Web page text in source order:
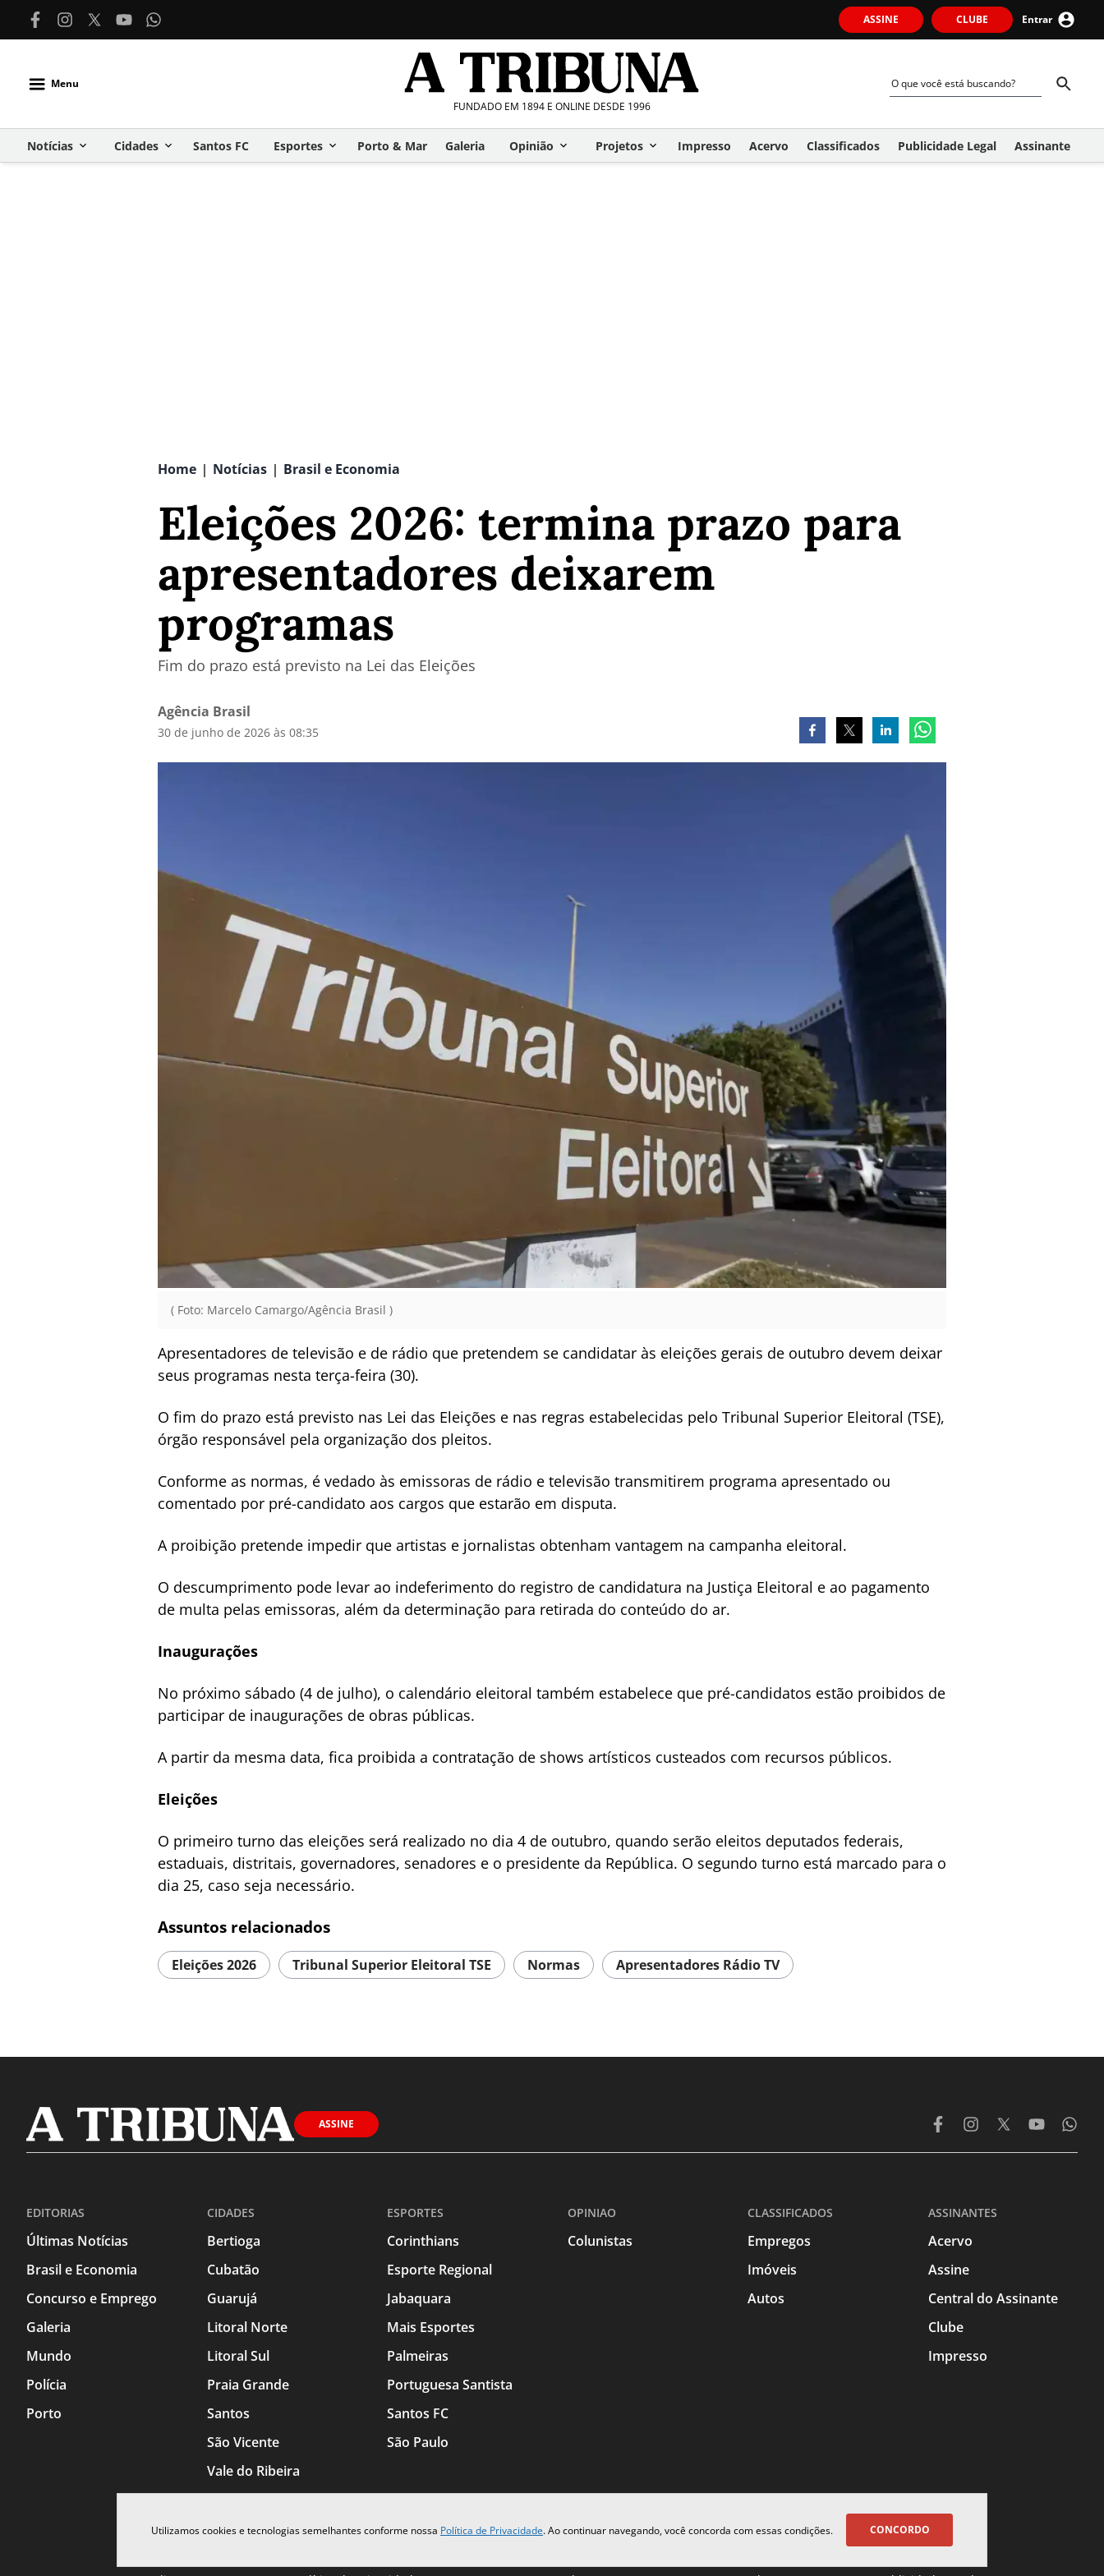
ASSINE CLUBE Entrar
Menu
FUNDADO EM 1894 E ONLINE DESDE 1996
Notícias Cidades Santos FC Esportes Porto & Mar Galeria Opinião Projetos Impresso Acervo Classificados Publicidade Legal Assinante
Home | Notícias | Brasil e Economia
Eleições 2026: termina prazo para
apresentadores deixarem
programas
Fim do prazo está previsto na Lei das Eleições
Agência Brasil
30 de junho de 2026 às 08:35
( Foto: Marcelo Camargo/Agência Brasil )
Apresentadores de televisão e de rádio que pretendem se candidatar às eleições gerais de outubro devem deixar
seus programas nesta terça-feira (30).
O fim do prazo está previsto nas Lei das Eleições e nas regras estabelecidas pelo Tribunal Superior Eleitoral (TSE),
órgão responsável pela organização dos pleitos.
Conforme as normas, é vedado às emissoras de rádio e televisão transmitirem programa apresentado ou
comentado por pré-candidato aos cargos que estarão em disputa.
A proibição pretende impedir que artistas e jornalistas obtenham vantagem na campanha eleitoral.
O descumprimento pode levar ao indeferimento do registro de candidatura na Justiça Eleitoral e ao pagamento
de multa pelas emissoras, além da determinação para retirada do conteúdo do ar.
Inaugurações
No próximo sábado (4 de julho), o calendário eleitoral também estabelece que pré-candidatos estão proibidos de
participar de inaugurações de obras públicas.
A partir da mesma data, fica proibida a contratação de shows artísticos custeados com recursos públicos.
Eleições
O primeiro turno das eleições será realizado no dia 4 de outubro, quando serão eleitos deputados federais,
estaduais, distritais, governadores, senadores e o presidente da República. O segundo turno está marcado para o
dia 25, caso seja necessário.
Assuntos relacionados
Eleições 2026 Tribunal Superior Eleitoral TSE Normas Apresentadores Rádio TV
Utilizamos cookies e tecnologias semelhantes conforme nossa Política de Privacidade. Ao continuar navegando, você concorda com essas condições. CONCORDO
ASSINE
EDITORIAS
Últimas Notícias
Brasil e Economia
Concurso e Emprego
Galeria
Mundo
Polícia
Porto
CIDADES
Bertioga
Cubatão
Guarujá
Litoral Norte
Litoral Sul
Praia Grande
Santos
São Vicente
Vale do Ribeira
ESPORTES
Corinthians
Esporte Regional
Jabaquara
Mais Esportes
Palmeiras
Portuguesa Santista
Santos FC
São Paulo
OPINIAO
Colunistas
CLASSIFICADOS
Empregos
Imóveis
Autos
ASSINANTES
Acervo
Assine
Central do Assinante
Clube
Impresso